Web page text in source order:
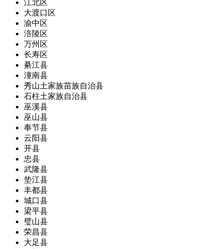
江北区
大渡口区
渝中区
涪陵区
万州区
长寿区
綦江县
潼南县
秀山土家族苗族自治县
石柱土家族自治县
巫溪县
巫山县
奉节县
云阳县
开县
忠县
武隆县
垫江县
丰都县
城口县
梁平县
璧山县
荣昌县
大足县